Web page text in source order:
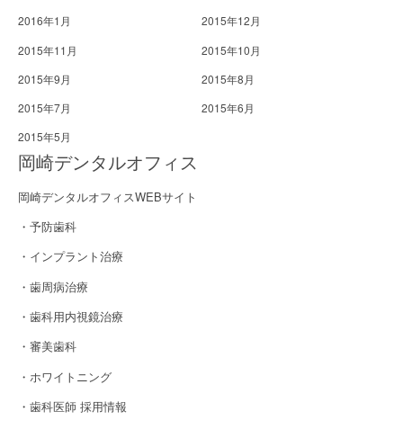
2016年1月
2015年12月
2015年11月
2015年10月
2015年9月
2015年8月
2015年7月
2015年6月
2015年5月
岡崎デンタルオフィス
岡崎デンタルオフィスWEBサイト
・予防歯科
・インプラント治療
・歯周病治療
・歯科用内視鏡治療
・審美歯科
・ホワイトニング
・歯科医師 採用情報